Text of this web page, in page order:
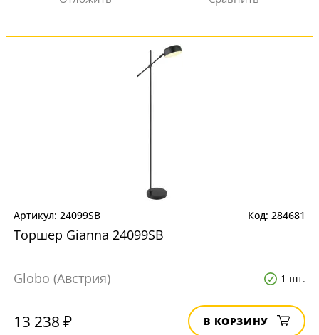
24099SB 284681
Торшер Gianna 24099SB
Globo (Австрия) 1 шт.
13 238 ₽ В КОРЗИНУ